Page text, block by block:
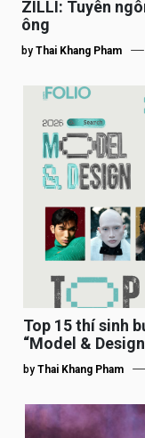
ZILLI: Tuyên
ông
by Thai Khang Pham
Top 15 thí sinh
“Model &
by Thai Khang Pham